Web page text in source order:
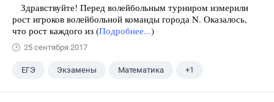
Здравствуйте! Перед волейбольным турниром измерили
рост игроков волейбольной команды города N. Оказалось,
что рост каждого из (Подробнее...)
25 сентября 2017
ЕГЭ Экзамены Математика +1